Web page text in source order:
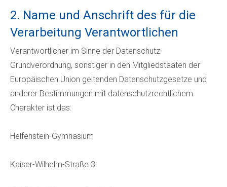
2. Name und Anschrift des für die
Verarbeitung Verantwortlichen
Verantwortlicher im Sinne der Datenschutz-
Grundverordnung, sonstiger in den Mitgliedstaaten der
Europäischen Union geltenden Datenschutzgesetze und
anderer Bestimmungen mit datenschutzrechtlichem
Charakter ist das:
Helfenstein-Gymnasium
Kaiser-Wilhelm-Straße 3